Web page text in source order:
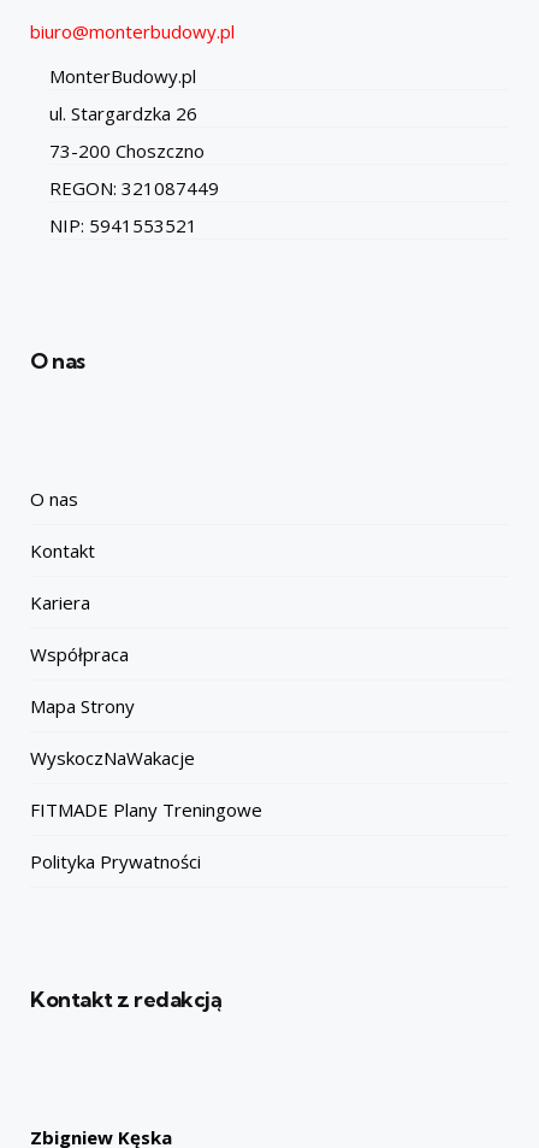
biuro@monterbudowy.pl
MonterBudowy.pl
ul. Stargardzka 26
73-200 Choszczno
REGON: 321087449
NIP: 5941553521
O nas
O nas
Kontakt
Kariera
Współpraca
Mapa Strony
WyskoczNaWakacje
FITMADE Plany Treningowe
Polityka Prywatności
Kontakt z redakcją
Zbigniew Kęska